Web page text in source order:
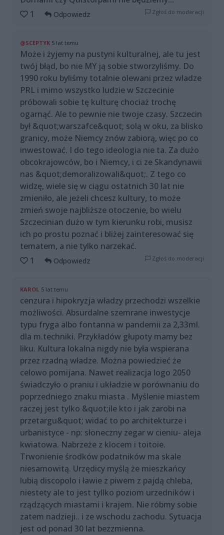
1
Odpowiedz Zgłoś do moderacji
@SCEPTYK 5 lat temu
Może i żyjemy na pustyni kulturalnej, ale tu jest
twój błąd, bo nie MY ją sobie stworzyliśmy. Do
1990 roku byliśmy totalnie olewani przez wladze
PRL i mimo wszystko ludzie w Szczecinie
próbowali sobie tę kulturę chociaż trochę
ogarnąć. Ale to pewnie nie twoje czasy. Szczecin
był &quot;warszafce&quot; solą w oku, za blisko
granicy, może Niemcy znów zabiorą, więc po co
inwestować. I do tego ideologia nie ta. Za dużo
obcokrajowców, bo i Niemcy, i ci ze Skandynawii
nas &quot;demoralizowali&quot;. Z tego co
widzę, wiele się w ciągu ostatnich 30 lat nie
zmieniło, ale jeżeli chcesz kultury, to może
zmień swoje najbliższe otoczenie, bo wielu
Szczecinian dużo w tym kierunku robi, musisz
ich po prostu poznać i bliżej zainteresować się
tematem, a nie tylko narzekać.
1
Odpowiedz Zgłoś do moderacji
KAROL 5 lat temu
cenzura i hipokryzja władzy przechodzi wszelkie
możliwości. Absurdalne szemrane inwestycje
typu fryga albo fontanna w pandemii za 2,33ml.
dla m.techniki. Przykładów głupoty mamy bez
liku. Kultura lokalna nigdy nie była wspierana
przez rzadną władze. Można powiedzieć że
celowo pomijana. Nawet realizacja logo 2050
świadczyło o praniu i układzie w porównaniu do
poprzedniego znaku miasta . Myślenie miastem
raczej jest tylko &quot;ile kto i jak zarobi na
przetargu&quot; widać to po architekturze i
urbanistyce - np: słoneczny zegar w cieniu- aleja
kwiatowa. Nabrzeże z klocem i toitoie.
Trwonienie środków podatników ma skale
niesamowitą. Urzędicy myślą że mieszkańcy
lubią discopolo i ławie z piwem z pajdą chleba,
niestety ale to jest tyllko poziom urzedników i
rządzących miastami i krajem. Nie róbmy sobie
zatem nadzieji.. i ze wschodu zachodu. Sytuacja
jest od ponad 30 lat bezzmienna.